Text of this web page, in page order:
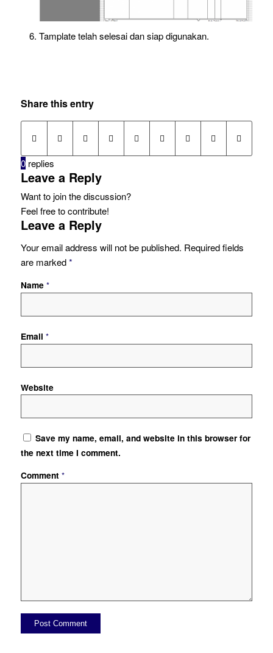
Tamplate telah selesai dan siap digunakan.
Share this entry
0 replies
Leave a Reply
Want to join the discussion?
Feel free to contribute!
Leave a Reply
Your email address will not be published. Required fields
are marked*
Name *
Email *
Website
Save my name, email, and website in this browser for
the next time I comment.
Comment *